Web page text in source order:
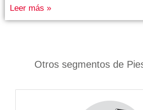
Leer más »
Otros segmentos de